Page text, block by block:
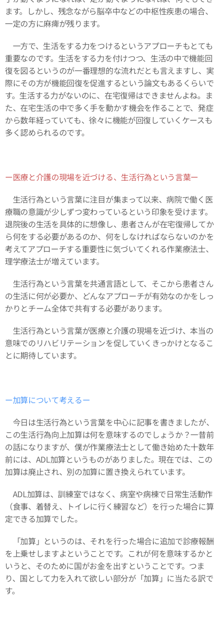
ます。しかし、残念ながら脳卒中などの中枢性疾患の場合、
一定の方に麻痺が残ります。
一方で、生活をする力をつけるというアプローチもとても
重要なのです。生活をする力を付けつつ、生活の中で機能回
復を図るというのが一番理想的な流れだとも言えますし、実
際にその方が機能回復を促進するという論文もあるくらいで
す。生活する力がないのに、在宅復帰はできませんよね。ま
た、在宅生活の中で多く手を動かす機会を作ることで、発症
から数年経っていても、徐々に機能が回復していくケースも
多く認められるのです。
ー医療と介護の現場を近づける、生活行為という言葉ー
生活行為という言葉に注目が集まって以来、病院で働く医
療職の意識が少しずつ変わっているという印象を受けます。
退院後の生活を具体的に想像し、患者さんが在宅復帰してか
ら何をする必要があるのか、何をしなければならないのかを
考えてアプローチする重要性に気づいてくれる作業療法士、
理学療法士が増えています。
生活行為という言葉を共通言語として、そこから患者さん
の生活に何が必要か、どんなアプローチが有効なのかをしっ
かりとチーム全体で共有する必要があります。
生活行為という言葉が医療と介護の現場を近づけ、本当の
意味でのリハビリテーションを促していくきっかけとなるこ
とに期待しています。
ー加算について考えるー
今日は生活行為という言葉を中心に記事を書きましたが、
この生活行為向上加算は何を意味するのでしょうか？一昔前
の話になりますが、僕が作業療法士として働き始めた十数年
前には、ADL加算というものがありました。現在では、この
加算は廃止され、別の加算に置き換えられています。
ADL加算は、訓練室ではなく、病室や病棟で日常生活動作
（食事、着替え、トイレに行く練習など）を行った場合に算
定できる加算でした。
「加算」というのは、それを行った場合に追加で診療報酬
を上乗せしますよということです。これが何を意味するかと
いうと、そのために国がお金を出すということです。つま
り、国として力を入れて欲しい部分が「加算」に当たる訳で
す。